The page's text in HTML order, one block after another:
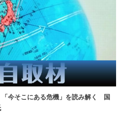
「今そこにある危機」を読み解く 国